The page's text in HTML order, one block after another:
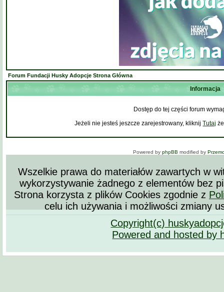
Forum Fundacji Husky Adopcje Strona Główna
Informacja
Dostęp do tej części forum
Jeżeli nie jesteś jeszcze zarejestrowany, kliknijTutaj
Powered byphpBB modified by
Wszelkie prawa do materiałów zawartych w
wykorzystywanie żadnego z elementów bez
Strona korzysta z plików Cookies zgodnie z
celu ich używania i możliwości zmiany
Copyright(c)
Powered and hosted by